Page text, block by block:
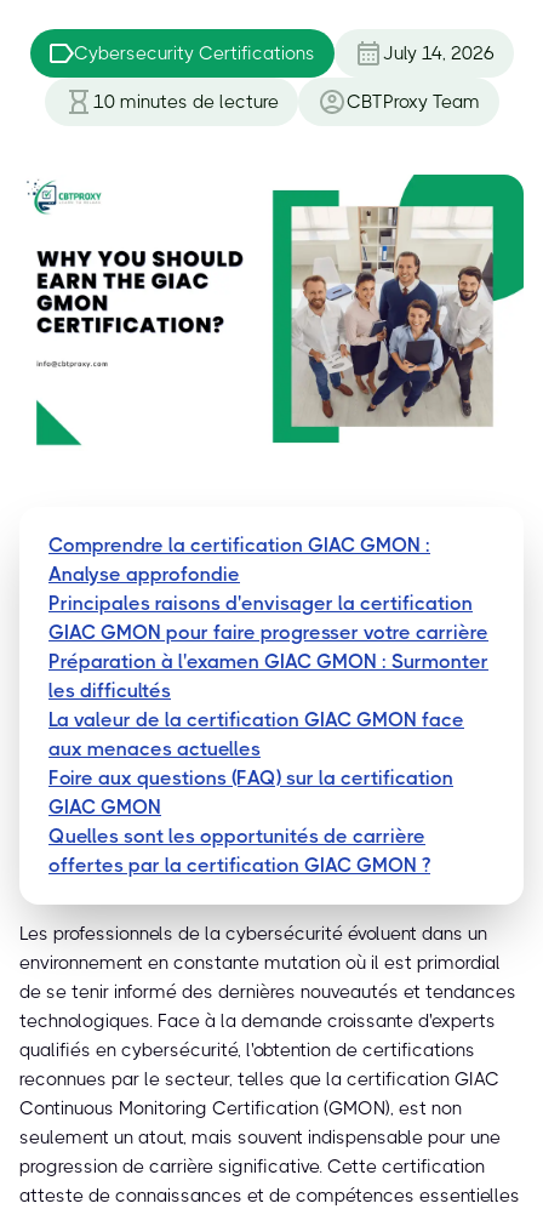
Cybersecurity Certifications July 14, 2026
10 minutes de lecture CBTProxy Team
Comprendre la certification GIAC GMON :
Analyse approfondie
Principales raisons d'envisager la certification
GIAC GMON pour faire progresser votre carrière
Préparation à l'examen GIAC GMON : Surmonter
les difficultés
La valeur de la certification GIAC GMON face
aux menaces actuelles
Foire aux questions (FAQ) sur la certification
GIAC GMON
Quelles sont les opportunités de carrière
offertes par la certification GIAC GMON ?
Les professionnels de la cybersécurité évoluent dans un
environnement en constante mutation où il est primordial
de se tenir informé des dernières nouveautés et tendances
technologiques. Face à la demande croissante d'experts
qualifiés en cybersécurité, l'obtention de certifications
reconnues par le secteur, telles que la certification GIAC
Continuous Monitoring Certification (GMON), est non
seulement un atout, mais souvent indispensable pour une
progression de carrière significative. Cette certification
atteste de connaissances et de compétences essentielles